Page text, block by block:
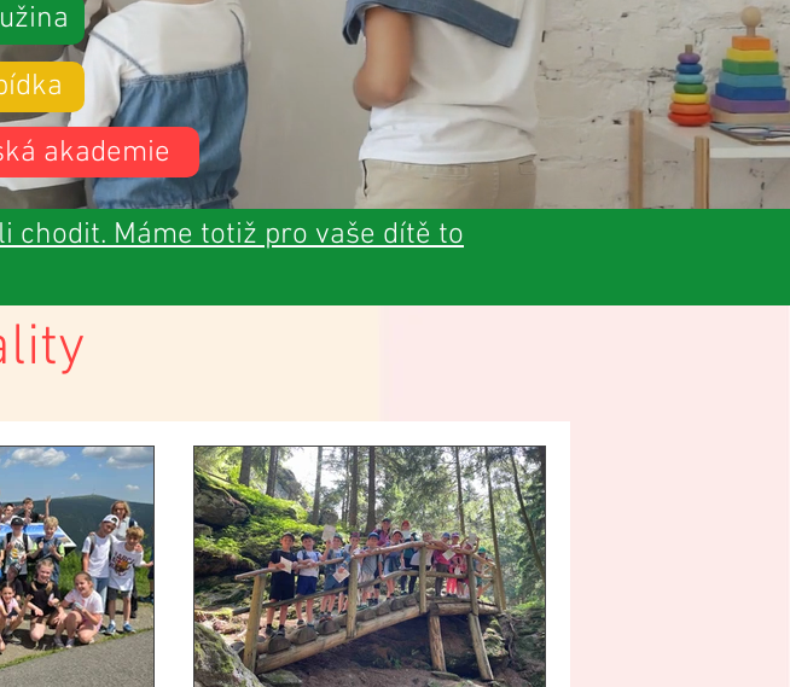
akademie
chodit. Máme totiž pro vaše dítě to